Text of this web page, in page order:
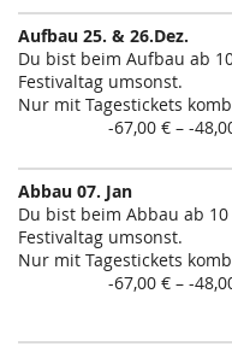
Aufbau 25. & 26.Dez.
Du bist beim Aufbau ab
Festivaltag umsonst.
Nur mit Tagestickets
von
bis
-48,00 €
-67,00 € – -
Abbau 07. Jan
Du bist beim Abbau ab
Festivaltag umsonst.
Nur mit Tagestickets
von
-48,00 €
-67,00 € – -